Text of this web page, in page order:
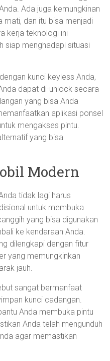
Ada juga kemungkinan
mati, dan itu bisa menjadi
kerja teknologi ini
siap menghadapi situasi
kunci keyless Anda,
dapat di-unlock secara
yang bisa Anda
aplikasi ponsel
mengakses pintu.
yang bisa
Modern
tidak lagi harus
untuk membuka
yang bisa digunakan
ke kendaraan Anda.
dilengkapi dengan fitur
yang memungkinkan
jauh.
sangat bermanfaat
kunci cadangan.
Anda membuka pintu
Anda telah mengunduh
agar memastikan